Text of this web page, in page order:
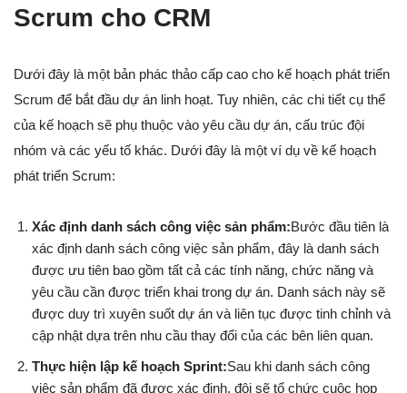
Scrum cho CRM
Dưới đây là một bản phác thảo cấp cao cho kế hoạch phát triển
Scrum để bắt đầu dự án linh hoạt. Tuy nhiên, các chi tiết cụ thể
của kế hoạch sẽ phụ thuộc vào yêu cầu dự án, cấu trúc đội
nhóm và các yếu tố khác. Dưới đây là một ví dụ về kế hoạch
phát triển Scrum:
Xác định danh sách công việc sản phẩm:Bước đầu tiên là
xác định danh sách công việc sản phẩm, đây là danh sách
được ưu tiên bao gồm tất cả các tính năng, chức năng và
yêu cầu cần được triển khai trong dự án. Danh sách này sẽ
được duy trì xuyên suốt dự án và liên tục được tinh chỉnh và
cập nhật dựa trên nhu cầu thay đổi của các bên liên quan.
Thực hiện lập kế hoạch Sprint:Sau khi danh sách công
việc sản phẩm đã được xác định, đội sẽ tổ chức cuộc họp